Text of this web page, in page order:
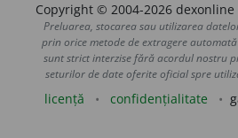
Copyright © 2004-2026
Preluarea, stocarea sau utilizarea
prin orice metode de extragere
sunt strict interzise fără acordul nostru
seturilor de date oferite oficial spre
licență confidențialitate